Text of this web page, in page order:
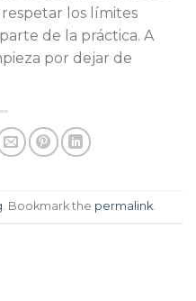
los límites
de la práctica. A
por dejar de
. Bookmark the permalink.